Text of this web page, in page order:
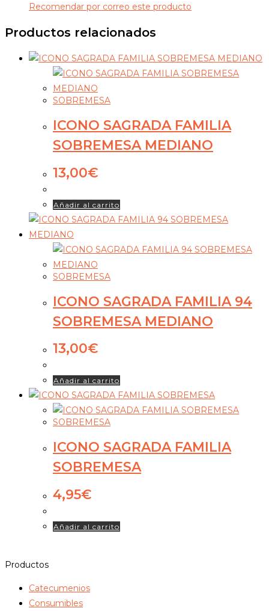
Recomendar por correo este producto
Productos relacionados
SOBREMESA
ICONO SAGRADA FAMILIA
SOBREMESA MEDIANO
13,00€
Añadir al carrito
SOBREMESA
ICONO SAGRADA FAMILIA 94
SOBREMESA MEDIANO
13,00€
Añadir al carrito
SOBREMESA
ICONO SAGRADA FAMILIA
SOBREMESA
4,95€
Añadir al carrito
Productos
Catecumenios
Consumibles